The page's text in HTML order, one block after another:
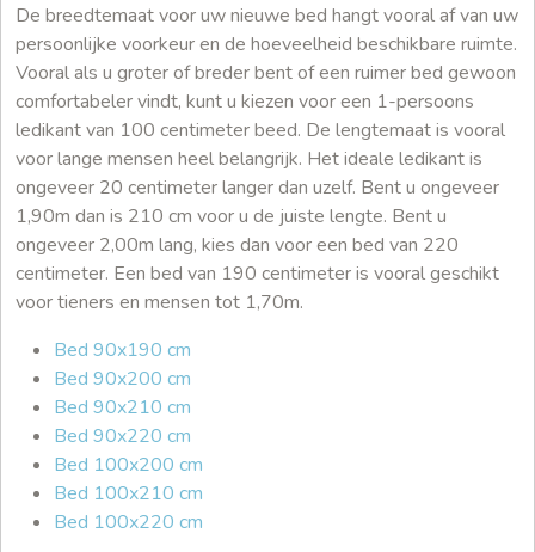
De breedtemaat voor uw nieuwe bed hangt vooral af van uw
persoonlijke voorkeur en de hoeveelheid beschikbare ruimte.
Vooral als u groter of breder bent of een ruimer bed gewoon
comfortabeler vindt, kunt u kiezen voor een 1-persoons
ledikant van 100 centimeter beed. De lengtemaat is vooral
voor lange mensen heel belangrijk. Het ideale ledikant is
ongeveer 20 centimeter langer dan uzelf. Bent u ongeveer
1,90m dan is 210 cm voor u de juiste lengte. Bent u
ongeveer 2,00m lang, kies dan voor een bed van 220
centimeter. Een bed van 190 centimeter is vooral geschikt
voor tieners en mensen tot 1,70m.
Bed 90x190 cm
Bed 90x200 cm
Bed 90x210 cm
Bed 90x220 cm
Bed 100x200 cm
Bed 100x210 cm
Bed 100x220 cm